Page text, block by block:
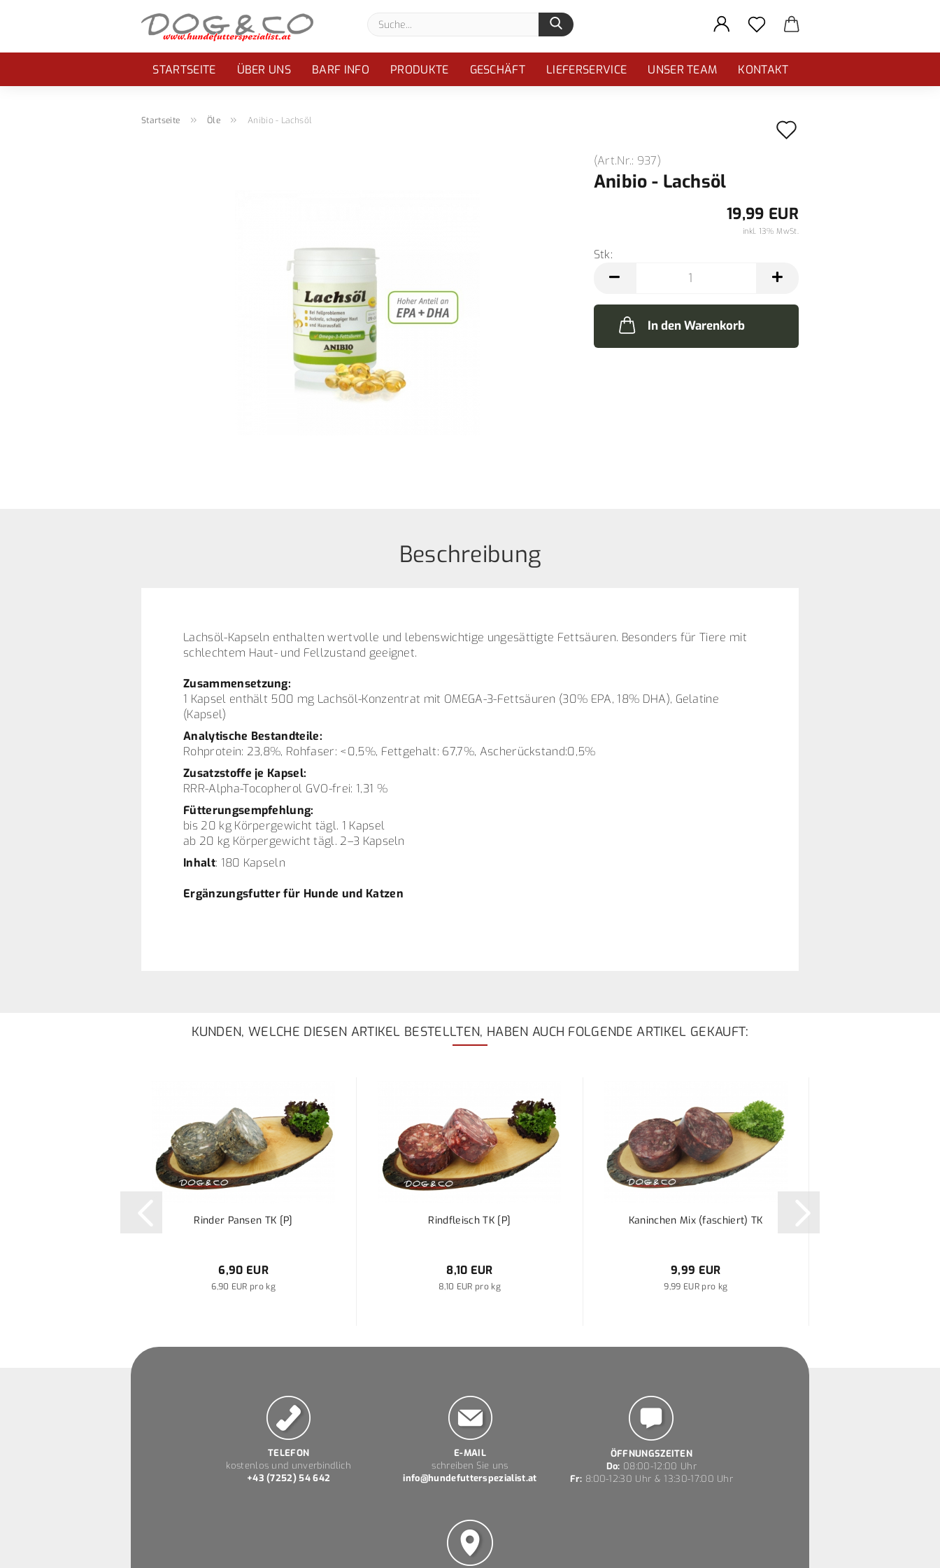
Suche...
STARTSEITE ÜBER UNS BARF INFO PRODUKTE GESCHÄFT LIEFERSERVICE UNSER TEAM KONTAKT
Startseite » Öle » Anibio - Lachsöl
(Art.Nr.: 937)
Anibio - Lachsöl
19,99 EUR
inkl. 13% MwSt.
Stk:
Stk
In den Warenkorb
Beschreibung
Lachsöl-Kapseln enthalten wertvolle und lebenswichtige ungesättigte Fettsäuren. Besonders für Tiere mit
schlechtem Haut- und Fellzustand geeignet.
Zusammensetzung:
1 Kapsel enthält 500 mg Lachsöl-Konzentrat mit OMEGA-3-Fettsäuren (30% EPA, 18% DHA), Gelatine
(Kapsel)
Analytische Bestandteile:
Rohprotein: 23,8%, Rohfaser: <0,5%, Fettgehalt: 67,7%, Ascherückstand:0,5%
Zusatzstoffe je Kapsel:
RRR-Alpha-Tocopherol GVO-frei: 1,31 %
Fütterungsempfehlung:
bis 20 kg Körpergewicht tägl. 1 Kapsel
ab 20 kg Körpergewicht tägl. 2–3 Kapseln
Inhalt: 180 Kapseln
Ergänzungsfutter für Hunde und Katzen
KUNDEN, WELCHE DIESEN ARTIKEL BESTELLTEN, HABEN AUCH FOLGENDE ARTIKEL GEKAUFT:
Rinder Pansen TK [P]
6,90 EUR
6,90 EUR pro kg
Rindfleisch TK [P]
8,10 EUR
8,10 EUR pro kg
Kaninchen Mix (faschiert) TK
9,99 EUR
9,99 EUR pro kg
TELEFON
kostenlos und unverbindlich
+43 (7252) 54 642
E-MAIL
schreiben Sie uns
info@hundefutterspezialist.at
ÖFFNUNGSZEITEN
Do: 08:00-12:00 Uhr
Fr: 8:00-12:30 Uhr & 13:30-17:00 Uhr